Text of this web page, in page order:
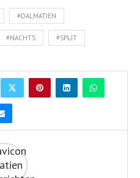
#DALMATIEN
#NACHTS #SPLIT